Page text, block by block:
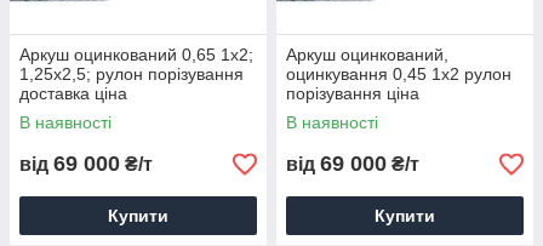
Аркуш оцинкований 0,65 1х2;
1,25х2,5; рулон порізування
доставка ціна
В наявності
від 69 000 ₴/т
Купити
Аркуш оцинкований,
оцинкування 0,45 1х2 рулон
порізування ціна
В наявності
від 69 000 ₴/т
Купити